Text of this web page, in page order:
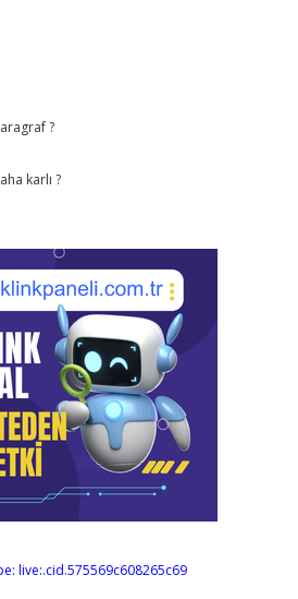
?
karlı ?
live:.cid.575569c608265c69